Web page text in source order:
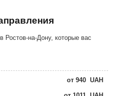
Ростов-на-Дону, которые вас
от 940 UAH